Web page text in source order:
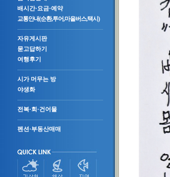
배시간·요금·예약
교통안내(순환,투어,마을버스,택시)
자유게시판
묻고답하기
여행후기
시가 머무는 방
야생화
전복·회·건어물
펜션·부동산매매